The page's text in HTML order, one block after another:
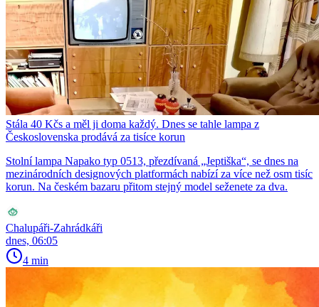
Stála 40 Kčs a měl ji doma každý. Dnes se tahle lampa z
Československa prodává za tisíce korun
Stolní lampa Napako typ 0513, přezdívaná „Jeptiška“, se dnes na
mezinárodních designových platformách nabízí za více než osm tisíc
korun. Na českém bazaru přitom stejný model seženete za dva.
Chalupáři-Zahrádkáři
dnes, 06:05
4 min